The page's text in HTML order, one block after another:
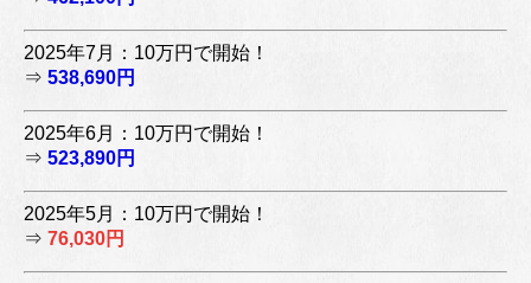
2025年7月：10万円で開始！
⇒ 538,690円
2025年6月：10万円で開始！
⇒ 523,890円
2025年5月：10万円で開始！
⇒ 76,030円